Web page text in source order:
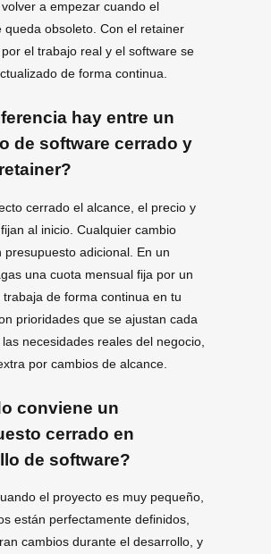
a empezar cuando el
queda obsoleto. Con el retainer
el trabajo real y el software se
de forma continua.
hay entre un
de software cerrado y
cerrado el alcance, el precio y
al inicio. Cualquier cambio
presupuesto adicional. En un
una cuota mensual fija por un
de forma continua en tu
prioridades que se ajustan cada
necesidades reales del negocio,
por cambios de alcance.
conviene un
cerrado en
de software?
el proyecto es muy pequeño,
están perfectamente definidos,
cambios durante el desarrollo, y